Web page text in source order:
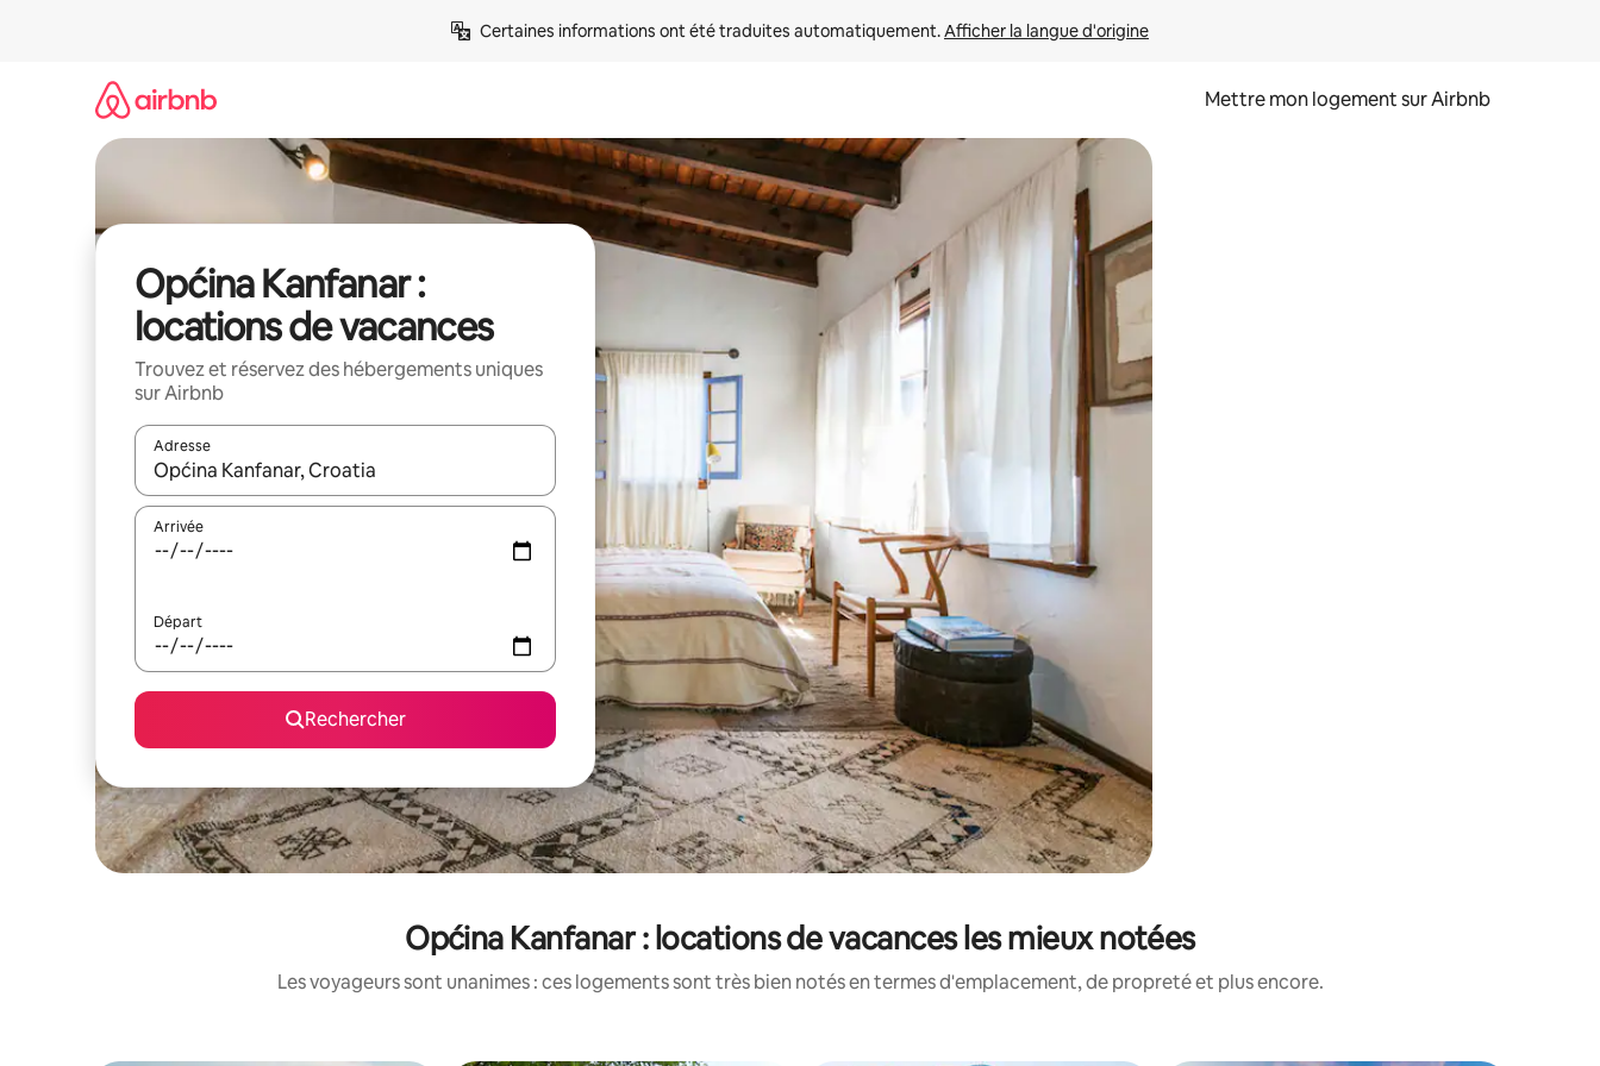
Certaines informations ont été traduites automatiquement. Afficher la langue d'origine
Mettre mon logement sur Airbnb
Općina Kanfanar :
locations de vacances
Trouvez et réservez des hébergements uniques
sur Airbnb
Adresse
Lorsque les résultats s'affichent, utilisez les flèches vers le haut et vers le bas pour les parcourir ou en appuyant et en faisant glisser.
Arrivée
Départ
Rechercher
Općina Kanfanar : locations de vacances les mieux notées
Les voyageurs sont unanimes : ces logements sont très bien notés en termes d'emplacement, de propreté et plus encore.